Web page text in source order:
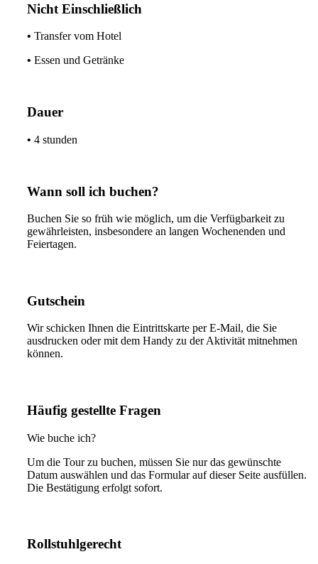
Nicht Einschließlich
• Transfer vom Hotel
• Essen und Getränke
Dauer
• 4 stunden
Wann soll ich buchen?
Buchen Sie so früh wie möglich, um die Verfügbarkeit zu
gewährleisten, insbesondere an langen Wochenenden und
Feiertagen.
Gutschein
Wir schicken Ihnen die Eintrittskarte per E-Mail, die Sie
ausdrucken oder mit dem Handy zu der Aktivität mitnehmen
können.
Häufig gestellte Fragen
Wie buche ich?
Um die Tour zu buchen, müssen Sie nur das gewünschte
Datum auswählen und das Formular auf dieser Seite ausfüllen.
Die Bestätigung erfolgt sofort.
Rollstuhlgerecht